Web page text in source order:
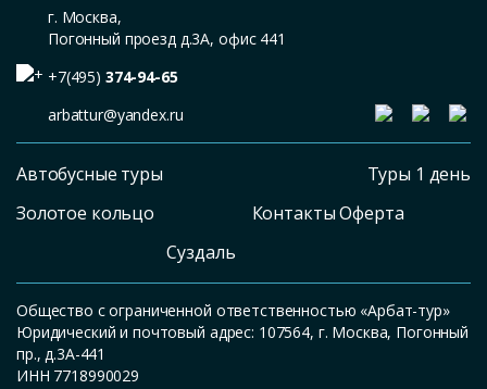
г. Москва,
Погонный проезд д.3А, офис 441
+7(495) 374-94-65
arbattur@yandex.ru
Автобусные туры
Золотое кольцо
Суздаль
Туры 1 день
Контакты Оферта
Общество с ограниченной ответственностью «Арбат-тур»
Юридический и почтовый адрес: 107564, г. Москва, Погонный
пр., д.3А-441
ИНН 7718990029